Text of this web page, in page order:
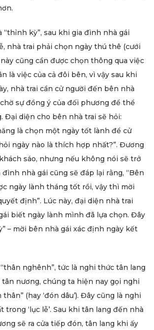
“thỉnh kỳ”, sau khi gia đình nhà gái
nhà trai phải chọn ngày thú thê (cưới
cũng cần được chọn thông qua việc
là việc của cả đôi bên, vì vậy sau khi
nhà trai cần cử người đến bên nhà
sự đồng ý của đối phương để thể
Đại diện cho bên nhà trai sẽ hỏi:
là chọn một ngày tốt lành để cử
ngày nào là thích hợp nhất?”. Đương
sáo, nhưng nếu không nói sẽ trở
nhà gái cũng sẽ đáp lại rằng, “Bên
ngày lành tháng tốt rồi, vậy thì mời
định”. Lúc này, đại diện nhà trai
biết ngày lành mình đã lựa chọn. Đây
– mời bên nhà gái xác định ngày kết
nghênh”, tức là nghi thức tân lang
nương, chúng ta hiện nay gọi nghi
(hay ‘đón dâu’). Đây cũng là nghi
trong ‘lục lễ’. Sau khi tân lang đến nhà
sẽ ra cửa tiếp đón, tân lang khi ấy